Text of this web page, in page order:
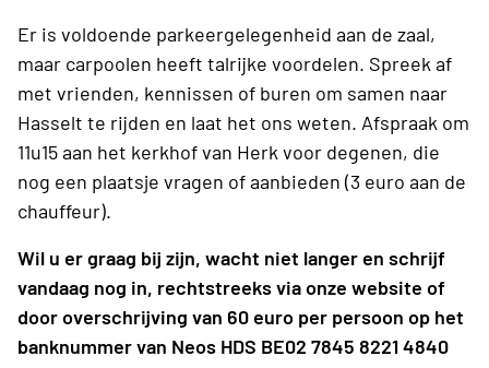
Er is voldoende parkeergelegenheid aan de zaal,
maar carpoolen heeft talrijke voordelen. Spreek af
met vrienden, kennissen of buren om samen naar
Hasselt te rijden en laat het ons weten. Afspraak om
11u15 aan het kerkhof van Herk voor degenen, die
nog een plaatsje vragen of aanbieden (3 euro aan de
chauffeur).
Wil u er graag bij zijn, wacht niet langer en schrijf
vandaag nog in, rechtstreeks via onze website of
door overschrijving van 60 euro per persoon op het
banknummer van Neos HDS BE02 7845 8221 4840